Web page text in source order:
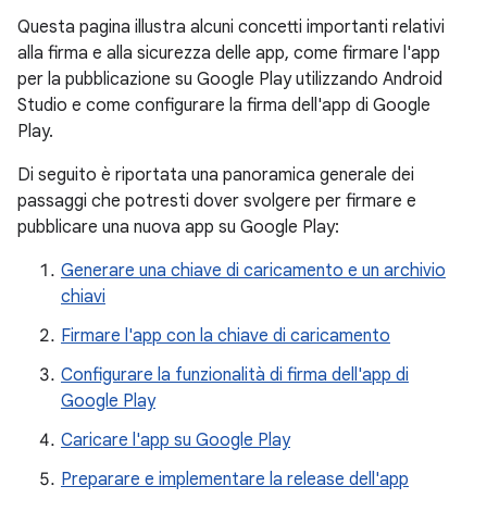
Questa pagina illustra alcuni concetti importanti relativi
alla firma e alla sicurezza delle app, come firmare l'app
per la pubblicazione su Google Play utilizzando Android
Studio e come configurare la firma dell'app di Google
Play.
Di seguito è riportata una panoramica generale dei
passaggi che potresti dover svolgere per firmare e
pubblicare una nuova app su Google Play:
Generare una chiave di caricamento e un archivio
chiavi
Firmare l'app con la chiave di caricamento
Configurare la funzionalità di firma dell'app di
Google Play
Caricare l'app su Google Play
Preparare e implementare la release dell'app